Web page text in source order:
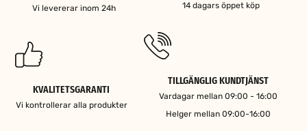
Vi levererar inom 24h 14 dagars öppet köp
KVALITETSGARANTI
Vi kontrollerar alla produkter
TILLGÄNGLIG KUNDTJÄNST
Vardagar mellan 09:00 - 16:00
Helger mellan 09:00-16:00